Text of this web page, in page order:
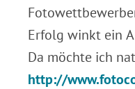
Erfolg winkt ein
Da möchte ich
http://